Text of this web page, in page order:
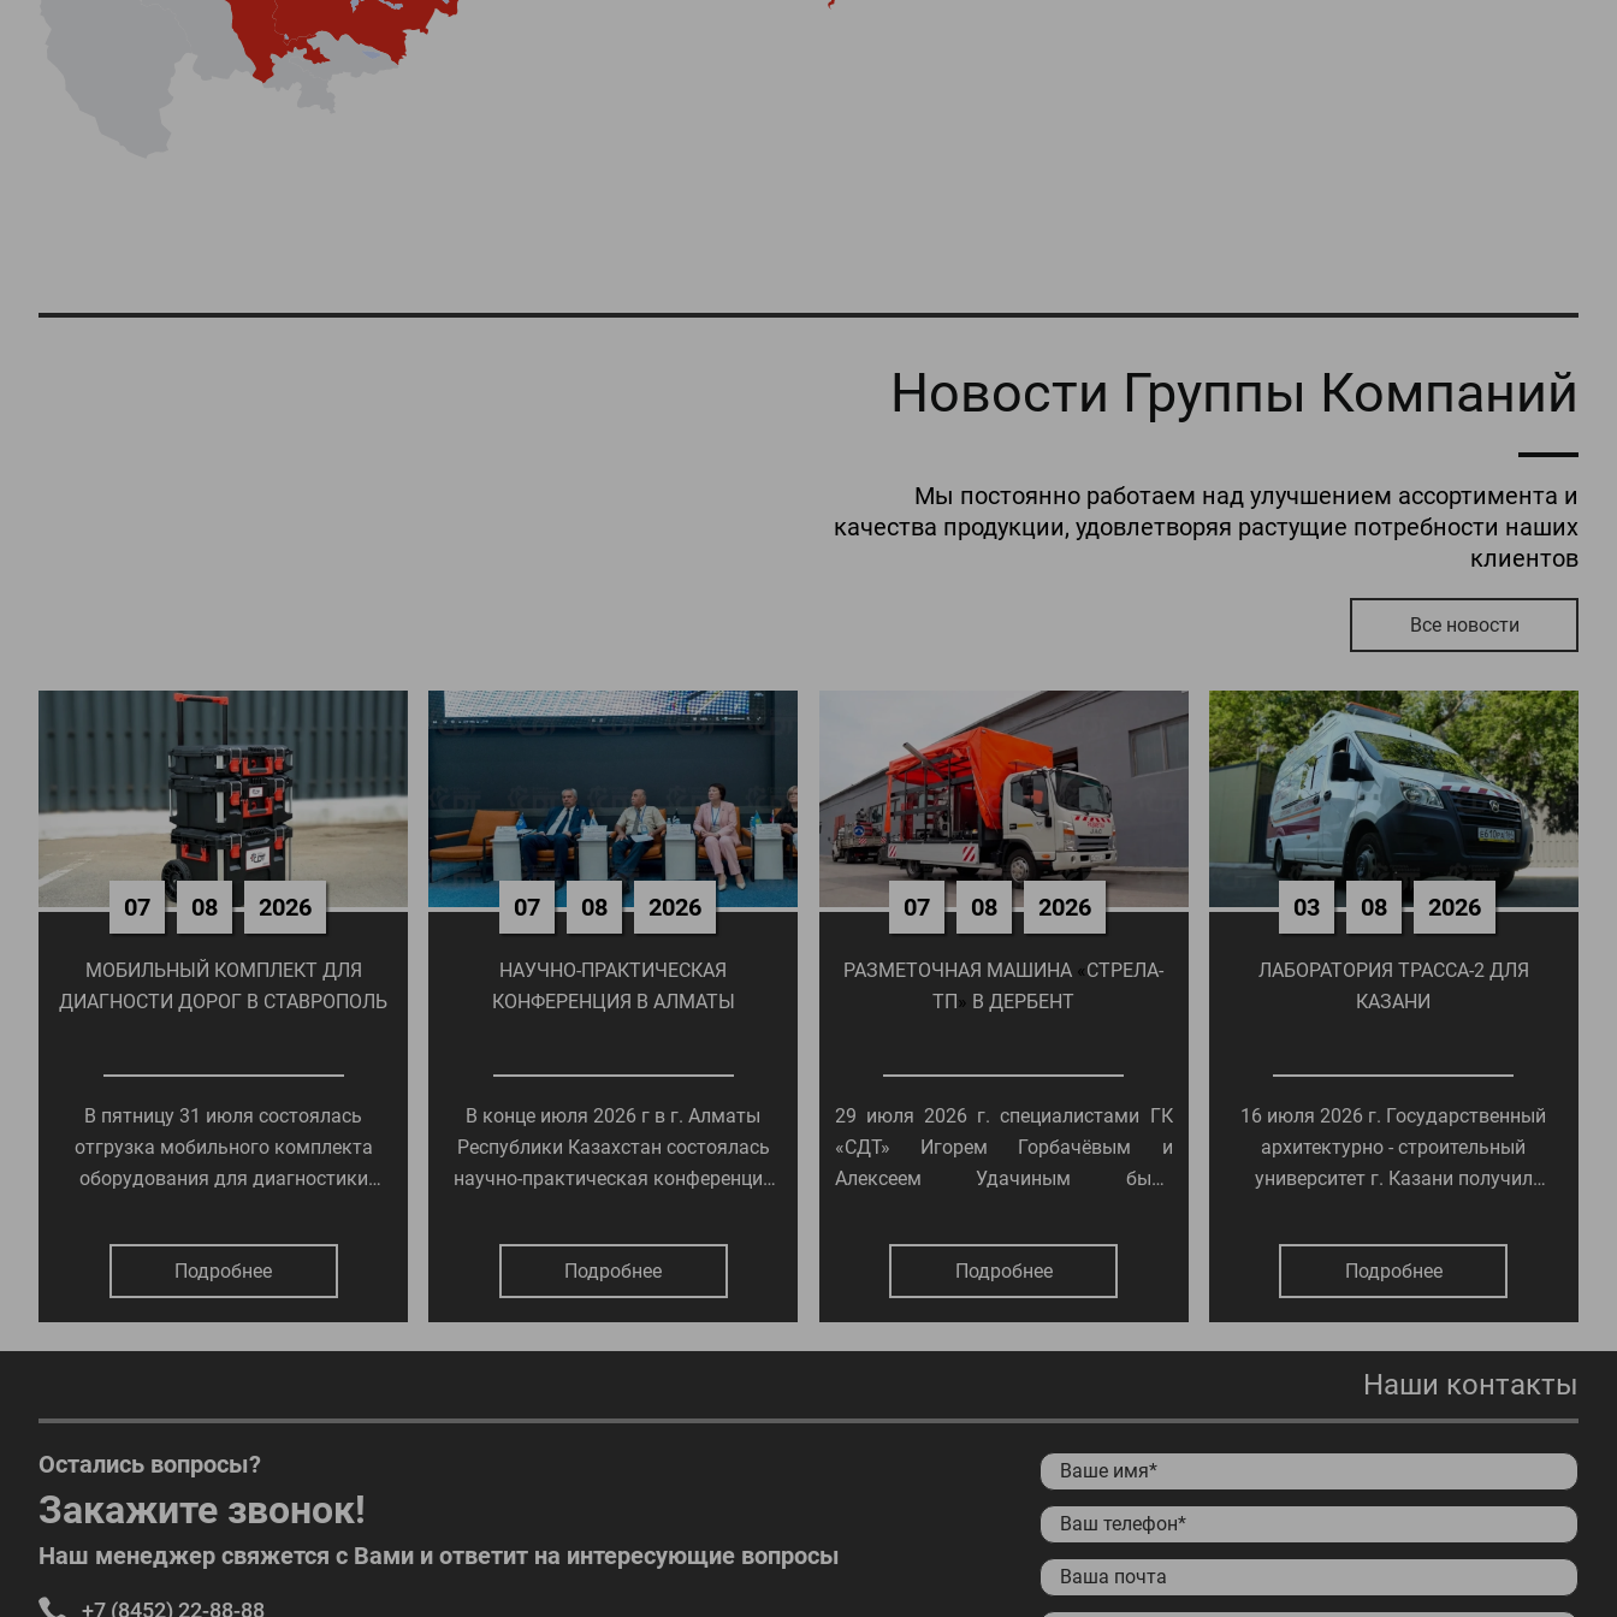
07 08 2026
МОБИЛЬНЫЙ КОМПЛЕКТ ДЛЯ
ДИАГНОСТИ ДОРОГ В СТАВРОПОЛЬ
В пятницу 31 июля состоялась
отгрузка мобильного комплекта
оборудования для диагностики
Ставрополь.
Подробнее
07 08 2026
НАУЧНО-ПРАКТИЧЕСКАЯ
КОНФЕРЕНЦИЯ В АЛМАТЫ
В конце июля 2026 г в г. Алматы
Республики Казахстан состоялась
научно-практическая конференция
автомобильных дорог Казахстана".
Подробнее
07 08 2026
РАЗМЕТОЧНАЯ МАШИНА «СТРЕЛА-
ТП» В ДЕРБЕНТ
29 июля 2026 г. специалистами ГК
«СДТ» Игорем Горбачёвым и
Алексеем Удачиным была
для разметки дорог «Стрела ТП»
Заказчику в г Дербенте.
Подробнее
03 08 2026
ЛАБОРАТОРИЯ ТРАССА-2 ДЛЯ
КАЗАНИ
16 июля 2026 г. Государственный
архитектурно - строительный
университет г. Казани получил
лабораторию "ТРАССА-2" на базе
автомобиля Газель Некст.
Подробнее
Новости Группы Компаний
Мы постоянно работаем над улучшением ассортимента и
качества продукции, удовлетворяя растущие потребности наших
клиентов
Все новости
Наши контакты
Остались вопросы?
Закажите звонок!
Наш менеджер свяжется с Вами и ответит на интереcующие вопросы
+7 (8452) 22-88-88